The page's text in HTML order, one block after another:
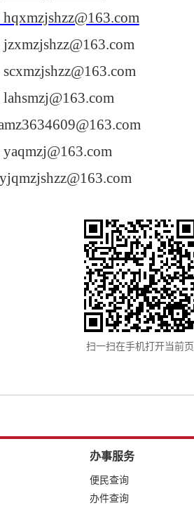
jzxmzjshzz@163.com
scxmzjshzz@163.com
扫一扫在手机打开当前页
办事服务
便民查询
办件查询